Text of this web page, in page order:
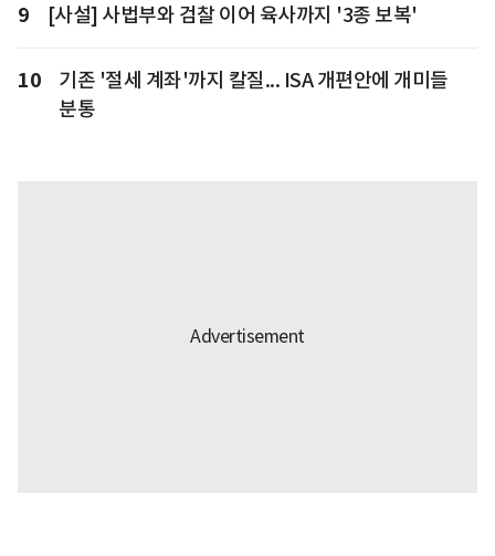
9 [사설] 사법부와 검찰 이어 육사까지 '3종 보복'
10
기존 '절세 계좌'까지 칼질... ISA 개편안에 개미들
분통